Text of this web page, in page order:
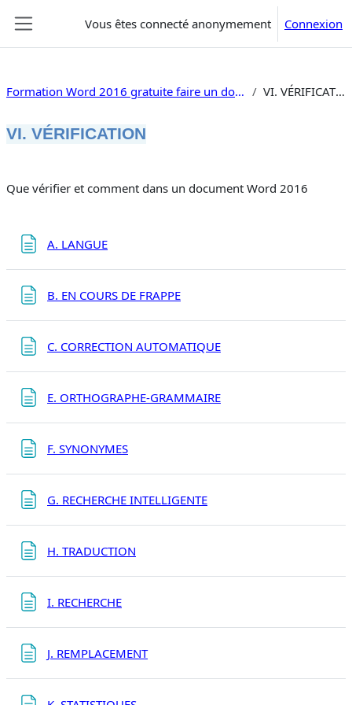
Vous êtes connecté anonymement Connexion
Formation Word 2016 gratuite faire un document VI. VÉRIFICATION
VI. VÉRIFICATION
Que vérifier et comment dans un document Word 2016
A. LANGUEPage
B. EN COURS DE FRAPPEPage
C. CORRECTION AUTOMATIQUEPage
E. ORTHOGRAPHE-GRAMMAIREPage
F. SYNONYMESPage
G. RECHERCHE INTELLIGENTEPage
H. TRADUCTION
I. RECHERCHEPage
J. REMPLACEMENTPage